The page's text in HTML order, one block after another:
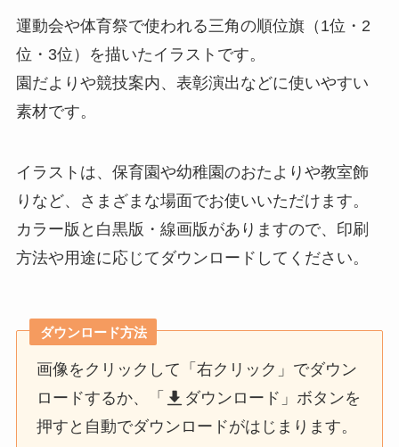
運動会や体育祭で使われる三角の順位旗（1位・2
位・3位）を描いたイラストです。
園だよりや競技案内、表彰演出などに使いやすい
素材です。
イラストは、保育園や幼稚園のおたよりや教室飾
りなど、さまざまな場面でお使いいただけます。
カラー版と白黒版・線画版がありますので、印刷
方法や用途に応じてダウンロードしてください。
ダウンロード方法
画像をクリックして「右クリック」でダウン
ロードするか、「
ダウンロード」ボタンを
押すと自動でダウンロードがはじまります。